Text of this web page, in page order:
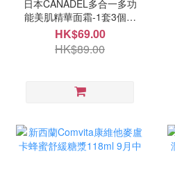
日本CANADEL多合一多功
能美肌精華面霜-1套3個款
式隨機 9月尾
HK$69.00
HK$89.00